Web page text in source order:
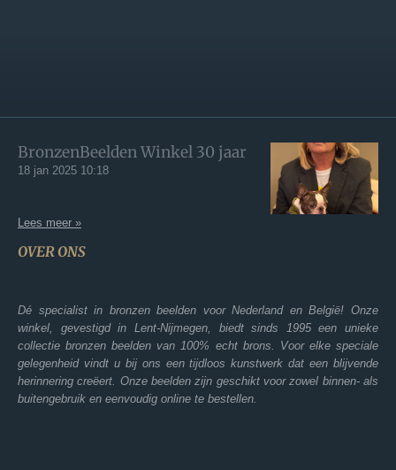
BronzenBeelden Winkel 30 jaar
18 jan 2025 10:18
Lees meer »
OVER ONS
Dé specialist in bronzen beelden voor Nederland en België! Onze
winkel, gevestigd in Lent-Nijmegen, biedt sinds 1995 een unieke
collectie bronzen beelden van 100% echt brons. Voor elke speciale
gelegenheid vindt u bij ons een tijdloos kunstwerk dat een blijvende
herinnering creëert. Onze beelden zijn geschikt voor zowel binnen- als
buitengebruik en eenvoudig online te bestellen.